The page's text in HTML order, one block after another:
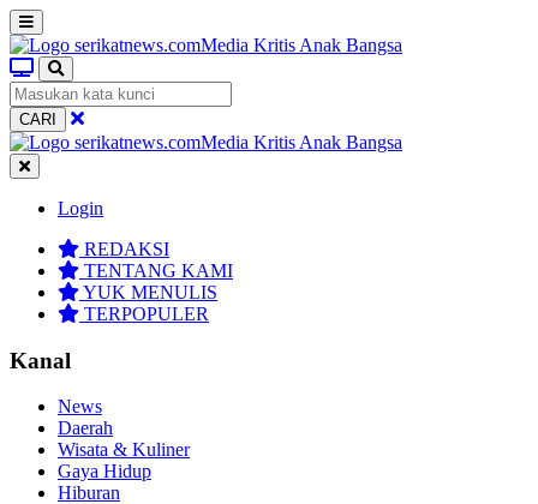
CARI
Login
REDAKSI
TENTANG KAMI
YUK MENULIS
TERPOPULER
Kanal
News
Daerah
Wisata & Kuliner
Gaya Hidup
Hiburan